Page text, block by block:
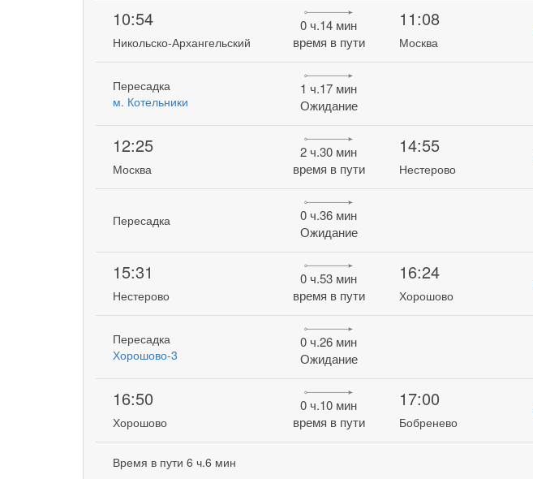
10:54
Никольско-Архангельский
0 ч.14 мин
время в пути
11:08
Москва
Пересадка
м. Котельники
1 ч.17 мин
Ожидание
12:25
Москва
2 ч.30 мин
время в пути
14:55
Нестерово
Пересадка
0 ч.36 мин
Ожидание
15:31
Нестерово
0 ч.53 мин
время в пути
16:24
Хорошово
Пересадка
Хорошово-3
0 ч.26 мин
Ожидание
16:50
Хорошово
0 ч.10 мин
время в пути
17:00
Бобренево
Время в пути 6 ч.6 мин